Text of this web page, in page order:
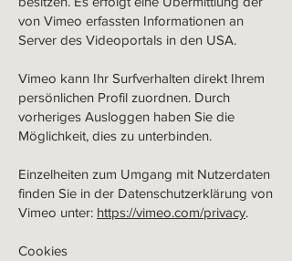
von Vimeo erfassten Informationen an
Server des Videoportals in den USA.
Vimeo kann Ihr Surfverhalten direkt Ihrem
persönlichen Profil zuordnen. Durch
vorheriges Ausloggen haben Sie die
Möglichkeit, dies zu unterbinden.
Einzelheiten zum Umgang mit Nutzerdaten
finden Sie in der Datenschutzerklärung von
Vimeo unter: https://vimeo.com/privacy.
Cookies